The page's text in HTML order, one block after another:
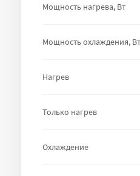
Мощность нагрева, Вт
Мощность охлаждения, Вт
Нагрев
Только нагрев
Охлаждение